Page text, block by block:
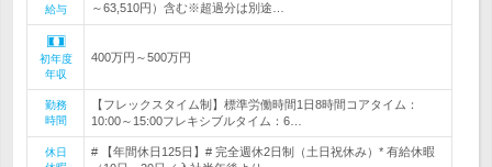
給与
～63,510円）含む※超過分は別途…
初年度
年収
400万円～500万円
勤務
時間
【フレックスタイム制】標準労働時間1日8時間コアタイム：
10:00～15:00フレキシブルタイム：6…
休日
# 【年間休日125日】# 完全週休2日制（土日祝休み）* 有給休暇